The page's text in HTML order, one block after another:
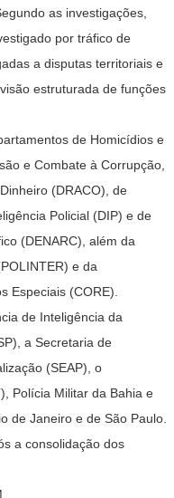
as investigações,
por tráfico de
a disputas territoriais e
estruturada de funções
de Homicídios e
e Combate à Corrupção,
(DRACO), de
Policial (DIP) e de
(DENARC), além da
e da
Especiais (CORE).
de Inteligência da
a Secretaria de
(SEAP), o
Polícia Militar da Bahia e
de Janeiro e de São Paulo.
a consolidação dos